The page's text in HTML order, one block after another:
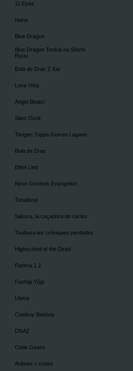
11 Eyes
Nana
Blue Dragon
Blue Dragon Tenkai no Shichi
Ryuu
Bola de Drac Z Kai
Love Hina
Angel Beats!
Slam Dunk
Tengen Toppa Gurren Lagann
Bola de Drac
Elfen Lied
Neon Genesis Evangelion
Toradora!
Sakura, la caçadora de cartes
Tsubasa les cròniques perdudes
Highschool of the Dead
Ranma 1 2
Fushigi Yûgi
Utena
Cowboy Beebop
DNA2
Code Geass
Animes + votats